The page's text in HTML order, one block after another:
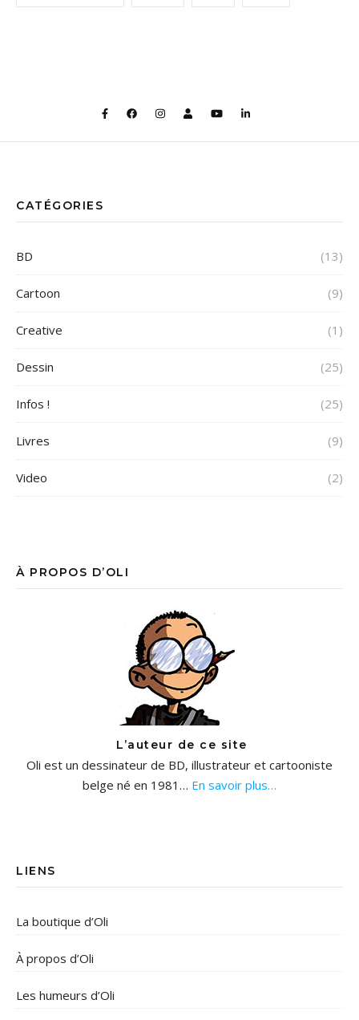
CATÉGORIES
BD (13)
Cartoon (9)
Creative (1)
Dessin (25)
Infos ! (25)
Livres (9)
Video (2)
À PROPOS D’OLI
L’auteur de ce site
Oli est un dessinateur de BD, illustrateur et cartooniste
belge né en 1981… En savoir plus…
LIENS
La boutique d’Oli
À propos d’Oli
Les humeurs d’Oli